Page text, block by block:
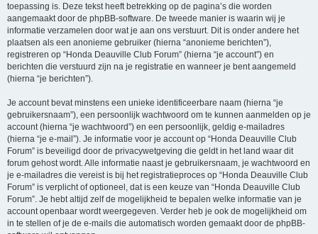
toepassing is. Deze tekst heeft betrekking op de pagina’s die worden
aangemaakt door de phpBB-software. De tweede manier is waarin wij je
informatie verzamelen door wat je aan ons verstuurt. Dit is onder andere het
plaatsen als een anonieme gebruiker (hierna “anonieme berichten”),
registreren op “Honda Deauville Club Forum” (hierna “je account”) en
berichten die verstuurd zijn na je registratie en wanneer je bent aangemeld
(hierna “je berichten”).
Je account bevat minstens een unieke identificeerbare naam (hierna “je
gebruikersnaam”), een persoonlijk wachtwoord om te kunnen aanmelden op je
account (hierna “je wachtwoord”) en een persoonlijk, geldig e-mailadres
(hierna “je e-mail”). Je informatie voor je account op “Honda Deauville Club
Forum” is beveiligd door de privacywetgeving die geldt in het land waar dit
forum gehost wordt. Alle informatie naast je gebruikersnaam, je wachtwoord en
je e-mailadres die vereist is bij het registratieproces op “Honda Deauville Club
Forum” is verplicht of optioneel, dat is een keuze van “Honda Deauville Club
Forum”. Je hebt altijd zelf de mogelijkheid te bepalen welke informatie van je
account openbaar wordt weergegeven. Verder heb je ook de mogelijkheid om
in te stellen of je de e-mails die automatisch worden gemaakt door de phpBB-